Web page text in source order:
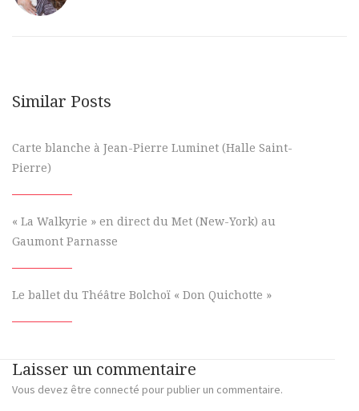
Similar Posts
Carte blanche à Jean-Pierre Luminet (Halle Saint-
Pierre)
« La Walkyrie » en direct du Met (New-York) au
Gaumont Parnasse
Le ballet du Théâtre Bolchoï « Don Quichotte »
Laisser un commentaire
Vous devez être connecté pour publier un commentaire.